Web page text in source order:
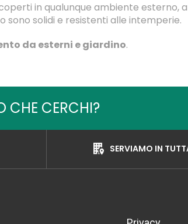
in qualunque ambiente esterno,
sono solidi e resistenti alle intemperie.
da esterni e giardino.
CHE CERCHI?
SERVIAMO IN